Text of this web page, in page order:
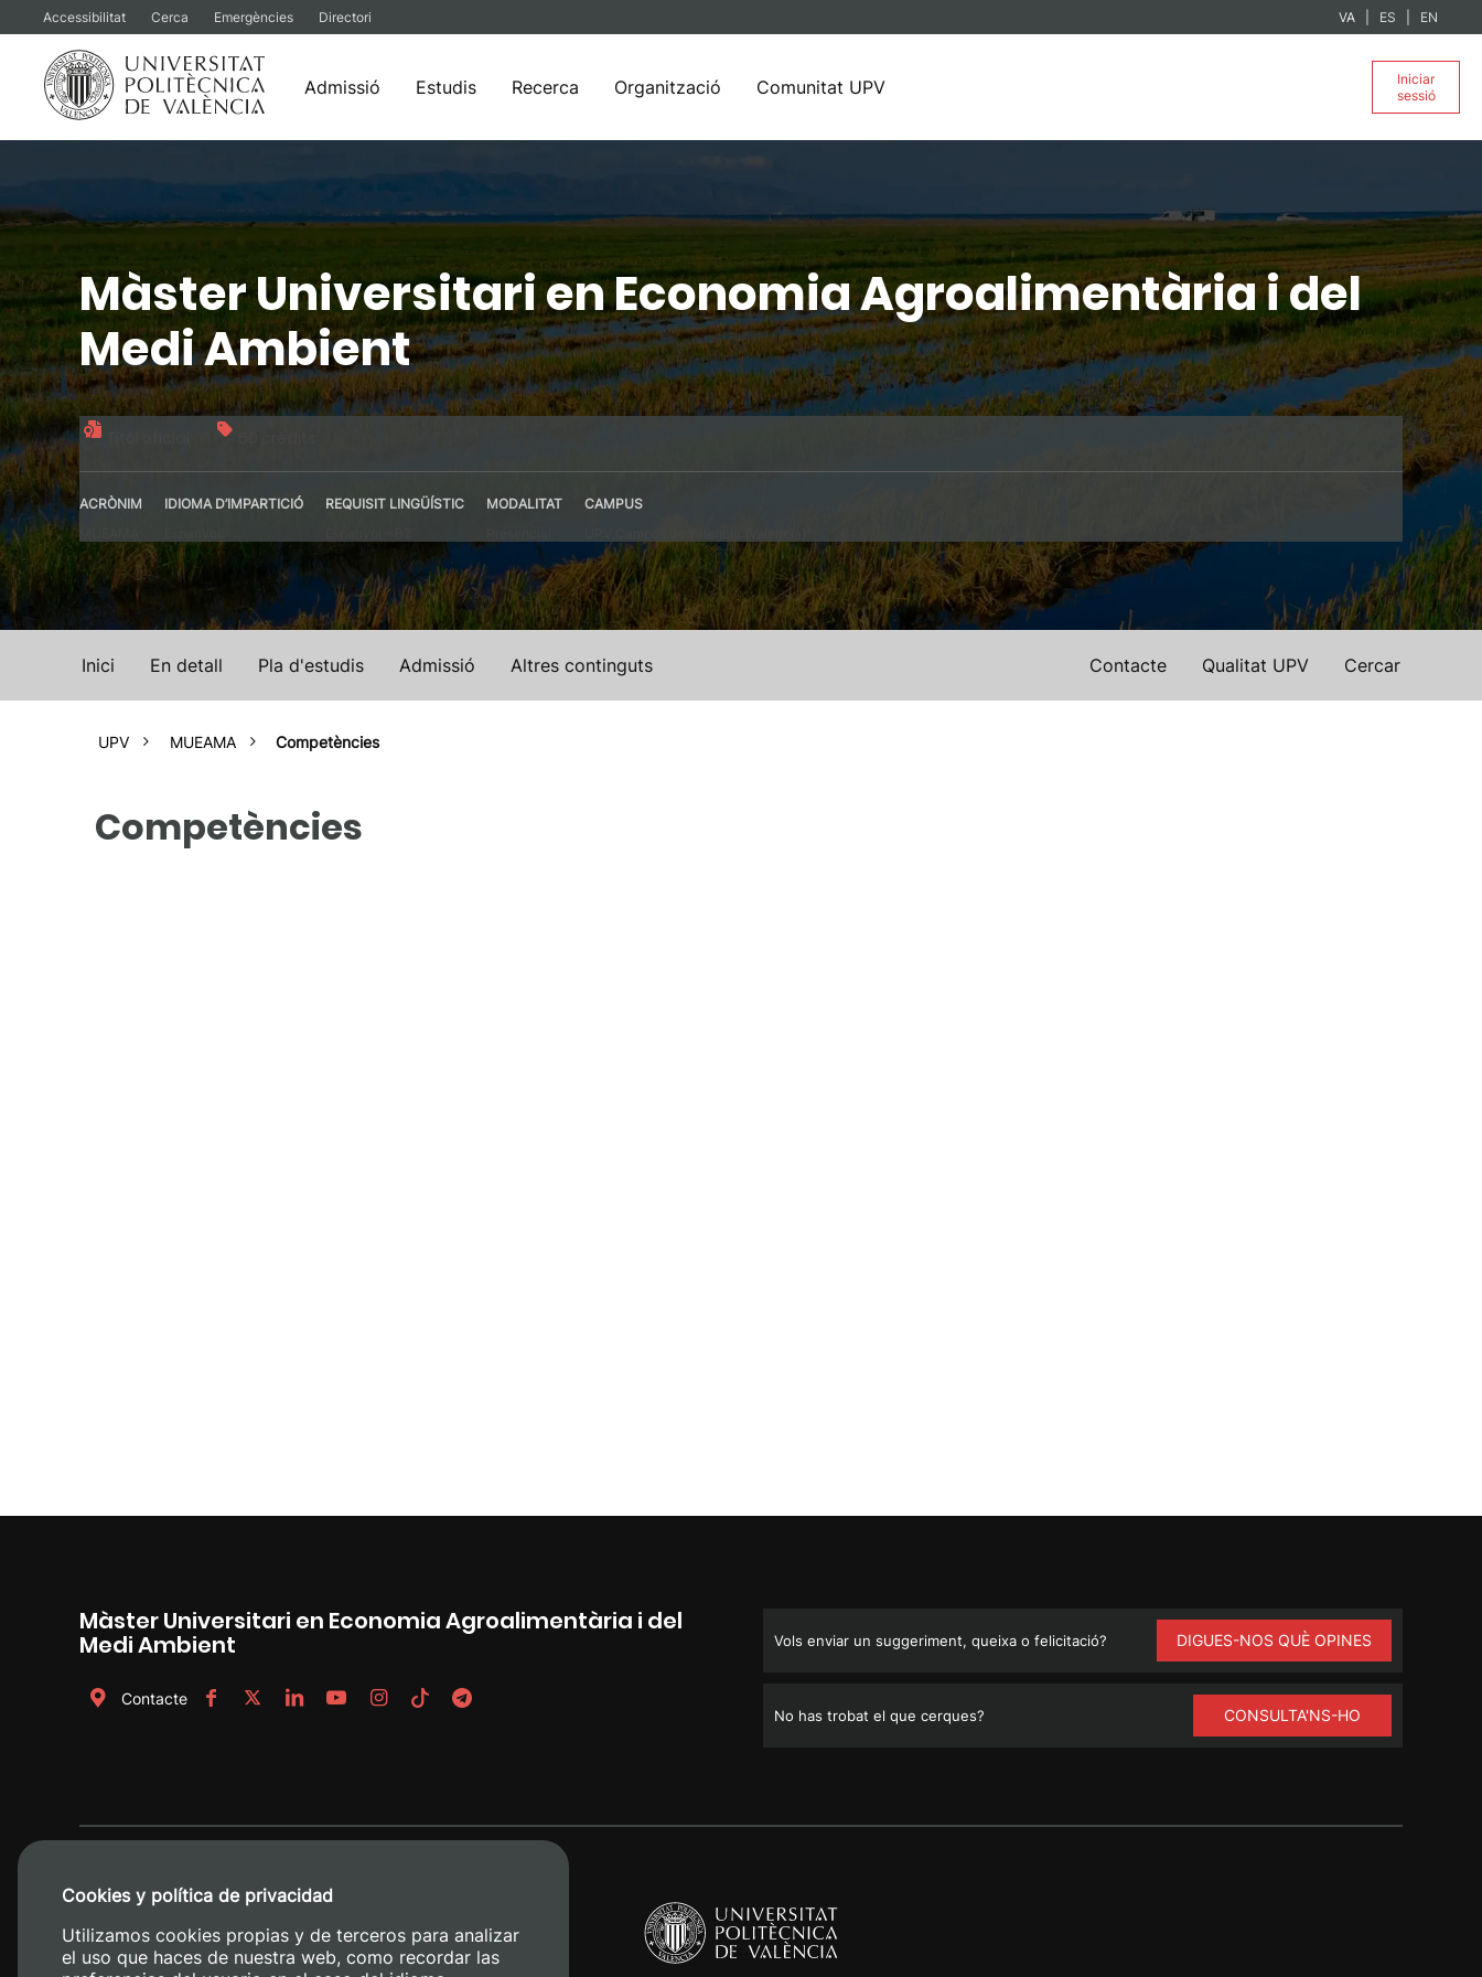
Accessibilitat Cerca Emergències Directori VA ES EN
Admissió Estudis Recerca Organització Comunitat UPV
Iniciar
sessió
Màster Universitari en Economia Agroalimentària i del
Medi Ambient
ACRÒNIM
IDIOMA D’IMPARTICIÓ
REQUISIT LINGÜÍSTIC
MODALITAT
CAMPUS
Inici En detall Pla d'estudis Admissió Altres continguts Cercar
Qualitat UPV
Contacte
UPV MUEAMA Competències
Competències
Màster Universitari en Economia Agroalimentària i del
Medi Ambient
Contacte
Vols enviar un suggeriment, queixa o felicitació? DIGUES-NOS QUÈ OPINES
No has trobat el que cerques? CONSULTA'NS-HO
Cookies y política de privacidad
Utilizamos cookies propias y de terceros para analizar
el uso que haces de nuestra web, como recordar las